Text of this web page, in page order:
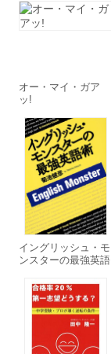
オー・マイ・ガア
ッ!
イングリッシュ・モ
ンスターの最強英語